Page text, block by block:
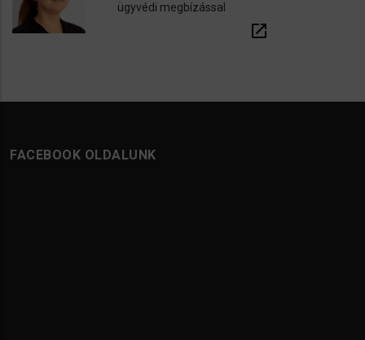
ügyvédi megbízással
open_in_new
FACEBOOK OLDALUNK